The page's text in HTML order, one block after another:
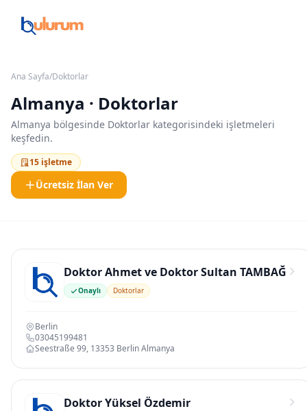
Ana Sayfa/Doktorlar
Almanya · Doktorlar
Almanya bölgesinde Doktorlar kategorisindeki işletmeleri
keşfedin.
15 işletme
Ücretsiz İlan Ver
Doktor Ahmet ve Doktor Sultan TAMBAĞ
Onaylı Doktorlar
Berlin
03045199481
Seestraße 99, 13353 Berlin Almanya
Doktor Yüksel Özdemir